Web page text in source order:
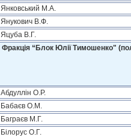
Янковський М.А.
Янукович В.Ф.
Яцуба В.Г.
Фракція “Блок Юлії Тимошенко"
Абдуллін О.Р.
Бабаєв О.М.
Баграєв М.Г.
Білорус О.Г.